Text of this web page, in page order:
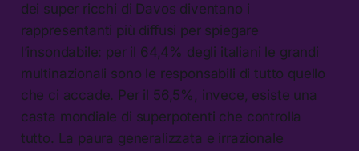
dei super ricchi di Davos diventano i
rappresentanti più diffusi per spiegare
l’insondabile: per il 64,4% degli italiani le grandi
multinazionali sono le responsabili di tutto quello
che ci accade. Per il 56,5%, invece, esiste una
casta mondiale di superpotenti che controlla
tutto. La paura generalizzata e irrazionale